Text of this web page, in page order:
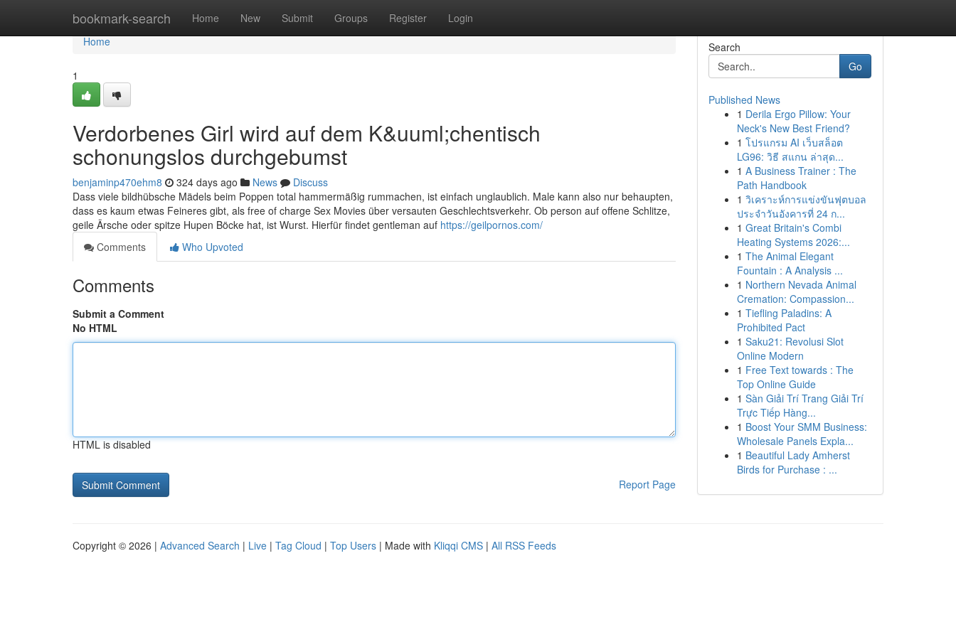
bookmark-search Home New Submit Groups Register Login
Home
Home
1
Verdorbenes Girl wird auf dem K&uuml;chentisch
schonungslos durchgebumst
benjaminp470ehm8 324 days ago News
Discuss
Dass viele bildhübsche Mädels beim Poppen total hammermäßig rummachen, ist einfach unglaublich. Male kann also nur behaupten,
dass es kaum etwas Feineres gibt, als free of charge Sex Movies über versauten Geschlechtsverkehr. Ob person auf offene Schlitze,
geile Ärsche oder spitze Hupen Böcke hat, ist Wurst. Hierfür findet gentleman auf https://geilpornos.com/
Comments
Who Upvoted
Comments
Submit a Comment
No HTML
HTML is disabled
Report Page
Search
Go
Published News
1 Derila Ergo Pillow: Your
Neck's New Best Friend?
1 โปรแกรม AI เว็บสล็อต
LG96: วิธี สแกน ล่าสุด...
1 A Business Trainer : The
Path Handbook
1 วิเคราะห์การแข่งขันฟุตบอล
ประจำวันอังคารที่ 24 ก...
1 Great Britain's Combi
Heating Systems 2026:...
1 The Animal Elegant
Fountain : A Analysis ...
1 Northern Nevada Animal
Cremation: Compassion...
1 Tiefling Paladins: A
Prohibited Pact
1 Saku21: Revolusi Slot
Online Modern
1 Free Text towards : The
Top Online Guide
1 Sàn Giải Trí Trang Giải Trí
Trực Tiếp Hàng...
1 Boost Your SMM Business:
Wholesale Panels Expla...
1 Beautiful Lady Amherst
Birds for Purchase : ...
Copyright © 2026 | Advanced Search | Live | Tag Cloud | Top Users | Made with Kliqqi CMS | All RSS Feeds